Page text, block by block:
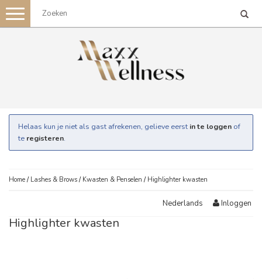
Toggle
navigation
Helaas kun je niet als gast afrekenen, gelieve eerst in te loggen of
te registeren.
Home / Lashes & Brows / Kwasten & Penselen / Highlighter kwasten
Nederlands Inloggen
Highlighter kwasten